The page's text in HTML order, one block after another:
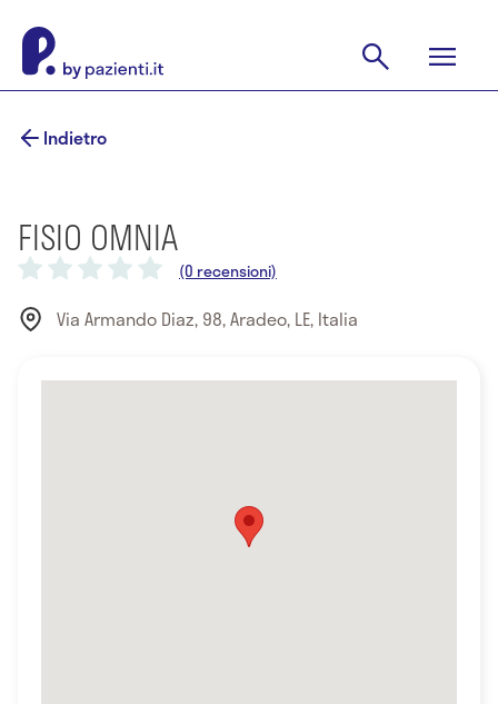
Indietro
FISIO OMNIA
(0 recensioni)
Via Armando Diaz, 98, Aradeo, LE, Italia